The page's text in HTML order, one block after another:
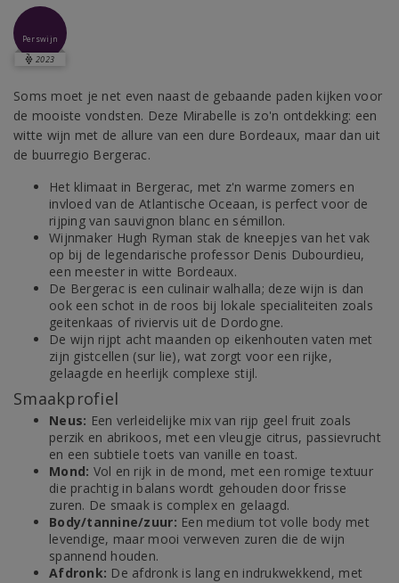
Perswijn
2023
Soms moet je net even naast de gebaande paden kijken voor
de mooiste vondsten. Deze Mirabelle is zo'n ontdekking: een
witte wijn met de allure van een dure Bordeaux, maar dan uit
de buurregio Bergerac.
Het klimaat in Bergerac, met z'n warme zomers en
invloed van de Atlantische Oceaan, is perfect voor de
rijping van sauvignon blanc en sémillon.
Wijnmaker Hugh Ryman stak de kneepjes van het vak
op bij de legendarische professor Denis Dubourdieu,
een meester in witte Bordeaux.
De Bergerac is een culinair walhalla; deze wijn is dan
ook een schot in de roos bij lokale specialiteiten zoals
geitenkaas of riviervis uit de Dordogne.
De wijn rijpt acht maanden op eikenhouten vaten met
zijn gistcellen (sur lie), wat zorgt voor een rijke,
gelaagde en heerlijk complexe stijl.
Smaakprofiel
Neus: Een verleidelijke mix van rijp geel fruit zoals
perzik en abrikoos, met een vleugje citrus, passievrucht
en een subtiele toets van vanille en toast.
Mond: Vol en rijk in de mond, met een romige textuur
die prachtig in balans wordt gehouden door frisse
zuren. De smaak is complex en gelaagd.
Body/tannine/zuur: Een medium tot volle body met
levendige, maar mooi verweven zuren die de wijn
spannend houden.
Afdronk: De afdronk is lang en indrukwekkend, met